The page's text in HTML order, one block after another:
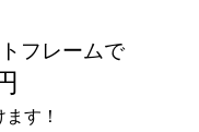
フレームで
す！